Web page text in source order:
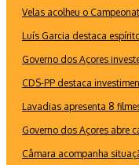
Velas acolheu o
Luís Garcia destaca
Governo dos Açores
CDS-PP destaca
Lavadias apresenta 8
Governo dos Açores abre
Câmara acompanha